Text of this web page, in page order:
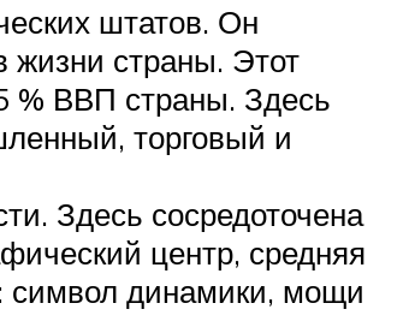
штатов. Он
жизни страны. Этот
% ВВП страны. Здесь
торговый и
Здесь сосредоточена
центр, средняя
символ динамики, мощи